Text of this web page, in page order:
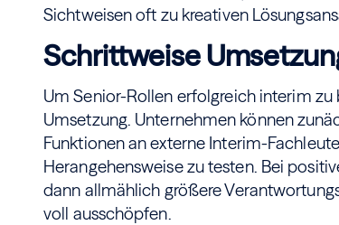
Sichtweisen oft zu kreativen
Schrittweise
Um Senior-Rollen erfolgreich interim
Umsetzung. Unternehmen können
Funktionen an externe Interim-
Herangehensweise zu testen. Bei
dann allmählich größere
voll ausschöpfen.